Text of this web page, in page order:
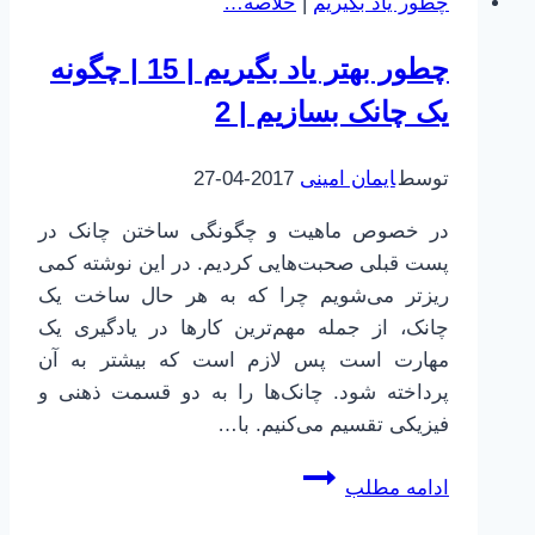
|
|
4
آیتم‌ها
حافظه
کوتاه‌مدت
چطور بهتر یاد بگیریم | 15 | چگونه
یک چانک بسازیم | 2
توسطایمان امینی 2017-04-27
در خصوص ماهیت و چگونگی ساختن چانک در
پست قبلی صحبت‌هایی کردیم. در این نوشته کمی
ریزتر می‌شویم چرا که به هر حال ساخت یک
چانک، از جمله مهم‌ترین کارها در یادگیری یک
مهارت است پس لازم است که بیشتر به آن
پرداخته شود. چانک‌ها را به دو قسمت ذهنی و
فیزیکی تقسیم می‌کنیم. با…
ادامه مطلب
چطور